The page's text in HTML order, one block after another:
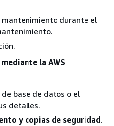
mantenimiento durante el
la AWS
base de datos o el
detalles.
y copias de seguridad .